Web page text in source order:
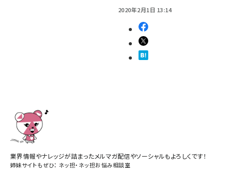
2020年2月1日 13:14
業界情報やナレッジが詰まったメルマガ配信やソーシャルもよろしくです！
姉妹サイトもぜひ： ネッ担・ ネッ担お悩み相談室